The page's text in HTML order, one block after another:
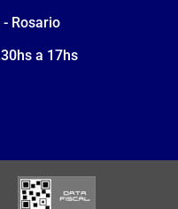
Rosario
a 17hs